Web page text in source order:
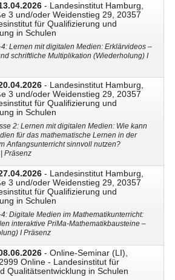
- Landesinstitut Hamburg,
3 und/oder Weidenstieg 29, 20357
für Qualifizierung und
in Schulen
Lernen mit digitalen Medien: Erklärvideos –
schriftliche Multiplikation (Wiederholung) I
- Landesinstitut Hamburg,
3 und/oder Weidenstieg 29, 20357
für Qualifizierung und
in Schulen
2: Lernen mit digitalen Medien: Wie kann
für das mathematische Lernen in der
Anfangsunterricht sinnvoll nutzen?
Präsenz
- Landesinstitut Hamburg,
3 und/oder Weidenstieg 29, 20357
für Qualifizierung und
in Schulen
Digitale Medien im Mathematikunterricht:
interaktive PriMa-Mathematikbausteine –
I Präsenz
- Online-Seminar (LI),
Online - Landesinstitut für
Qualitätsentwicklung in Schulen